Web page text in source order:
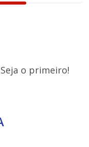
o primeiro!